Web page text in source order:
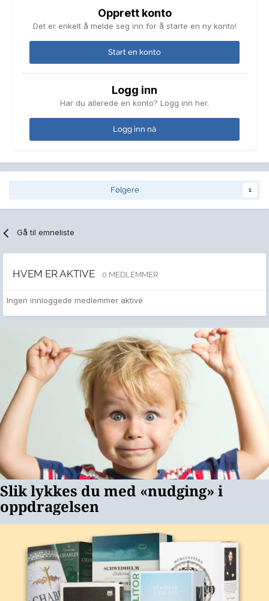
Opprett konto
Det er enkelt å melde seg inn for å starte en ny konto!
Start en konto
Logg inn
Har du allerede en konto? Logg inn her.
Logg inn nå
Følgere 1
Gå til emneliste
HVEM ER AKTIVE 0 MEDLEMMER
Ingen innloggede medlemmer aktive